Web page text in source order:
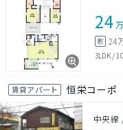
24
敷 24
3LDK/
賃貸アパート 恒栄コーポ
中央線